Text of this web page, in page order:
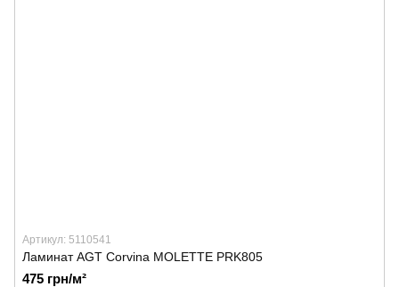
Артикул: 5110541
Ламинат AGT Corvina MOLETTE PRK805
475 грн/м²